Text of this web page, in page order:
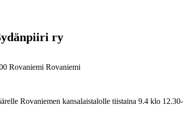
ry
Rovaniemi Rovaniemi
Rovaniemen kansalaistalolle tiistaina 9.4 klo